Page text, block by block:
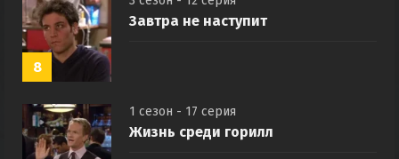
8
Завтра не наступит
1 сезон - 17 серия
Жизнь среди горилл